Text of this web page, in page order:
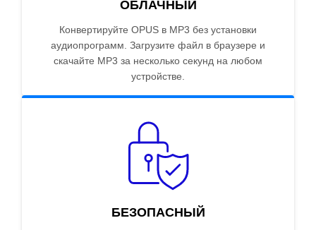
ОБЛАЧНЫЙ
Конвертируйте OPUS в MP3 без установки
аудиопрограмм. Загрузите файл в браузере и
скачайте MP3 за несколько секунд на любом
устройстве.
БЕЗОПАСНЫЙ